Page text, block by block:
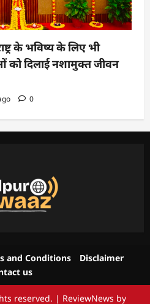
के भविष्य के लिए भी
को दिलाई नशामुक्त जीवन
0
and Conditions
Disclaimer
us
reserved. | ReviewNews by